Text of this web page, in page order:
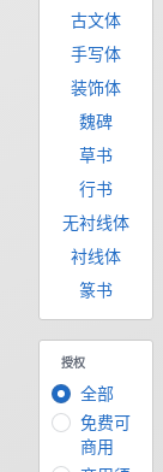
古文体
手写体
装饰体
魏碑
草书
行书
无衬线体
衬线体
篆书
授权
全部
免费可
商用